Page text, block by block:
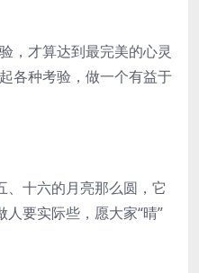
，才算达到最完美的心灵
各种考验，做一个有益于
、十六的月亮那么圆，它
要实际些，愿大家“晴”